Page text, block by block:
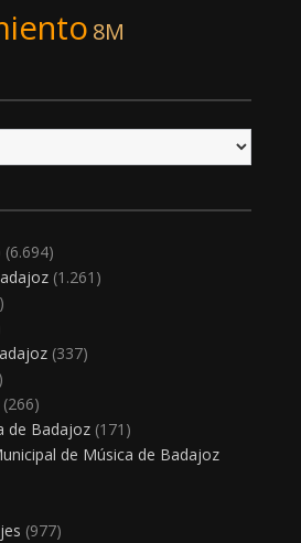
8M
(6.694)
(1.261)
(337)
(266)
de Badajoz(171)
de Música de Badajoz
(977)